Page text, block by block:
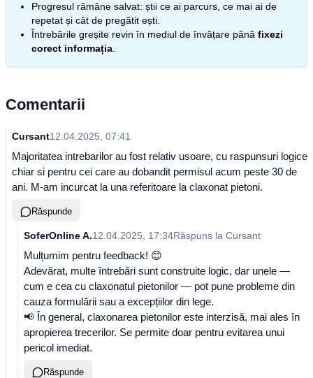
Progresul rămâne salvat: știi ce ai parcurs, ce mai ai de
repetat și cât de pregătit ești.
Întrebările greșite revin în mediul de învățare până fixezi
corect informația
Comentarii
Cursant12.04.2025, 07:41
Majoritatea intrebarilor au fost relativ usoare, cu raspunsuri logice
chiar si pentru cei care au dobandit permisul acum peste 30 de
ani. M-am incurcat la una referitoare la claxonat pietoni.
Răspunde
SoferOnline A.12.04.2025, 17:34Răspuns la Cursant
Mulțumim pentru feedback! 😊
Adevărat, multe întrebări sunt construite logic, dar unele —
cum e cea cu claxonatul pietonilor — pot pune probleme din
cauza formulării sau a excepțiilor din lege.
📢 În general, claxonarea pietonilor este interzisă, mai ales în
apropierea trecerilor. Se permite doar pentru evitarea unui
pericol imediat.
Răspunde